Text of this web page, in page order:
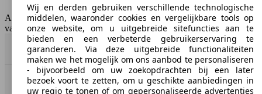
Tankinhoud
58 l
AutoScout24 Belgium NV is niet aansprakelijk voor de juistheid
van de gegevens.
Naar boven
AutoScout24: de grootste online automarkt in Europa.
Wij en derden gebruiken verschillende technologische
middelen, waaronder cookies en vergelijkbare tools op
onze website, om u uitgebreide sitefuncties aan te
bieden en een verbeterde gebruikerservaring te
garanderen. Via deze uitgebreide functionaliteiten
maken we het mogelijk om ons aanbod te personaliseren
- bijvoorbeeld om uw zoekopdrachten bij een later
bezoek voort te zetten, om u geschikte aanbiedingen in
uw regio te tonen of om gepersonaliseerde advertenties